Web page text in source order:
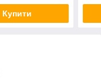
Купити